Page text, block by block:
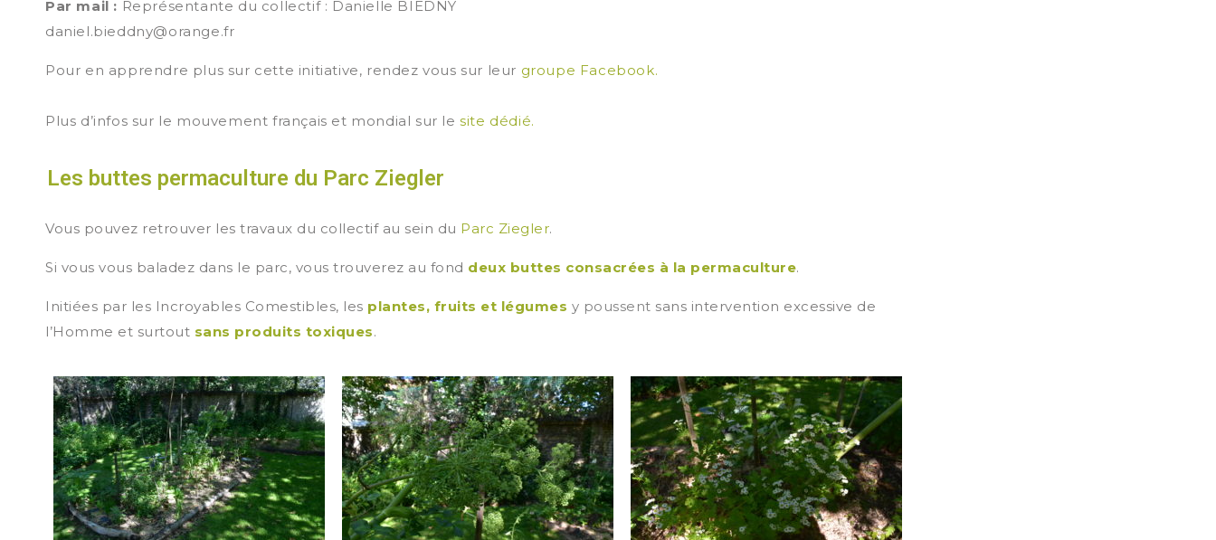
Par mail : Représentante du collectif : Danielle BIEDNY
daniel.bieddny@orange.fr
Pour en apprendre plus sur cette initiative, rendez vous sur leur groupe Facebook.
Plus d’infos sur le mouvement français et mondial sur lesite dédié.
Les buttes permaculture du Parc Ziegler
Vous pouvez retrouver les travaux du collectif au sein du Parc Ziegler.
Si vous vous baladez dans le parc, vous trouverez au fond deux buttes consacrées à la permaculture.
Initiées par les Incroyables Comestibles, les plantes, fruits et légumes y poussent sans intervention excessive de
l’Homme et surtout sans produits toxiques.